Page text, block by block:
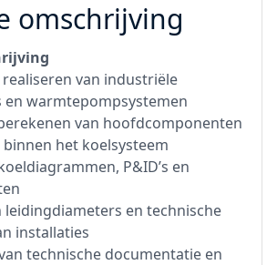
omschrijving
van industriële
en warmtepompsystemen
van hoofdcomponenten
binnen het koelsysteem
P&ID’s en
leidingdiameters en technische
installaties
technische documentatie en